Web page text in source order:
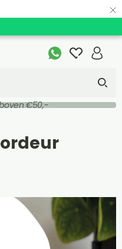
×
€50,-